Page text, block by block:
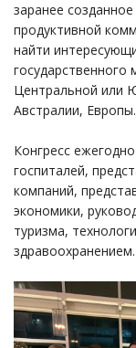
заранее
продуктивной
найти
государственного
Центральной или
Австралии, Европы.
Конгресс
госпиталей,
компаний,
экономики,
туризма,
здравоохранением.